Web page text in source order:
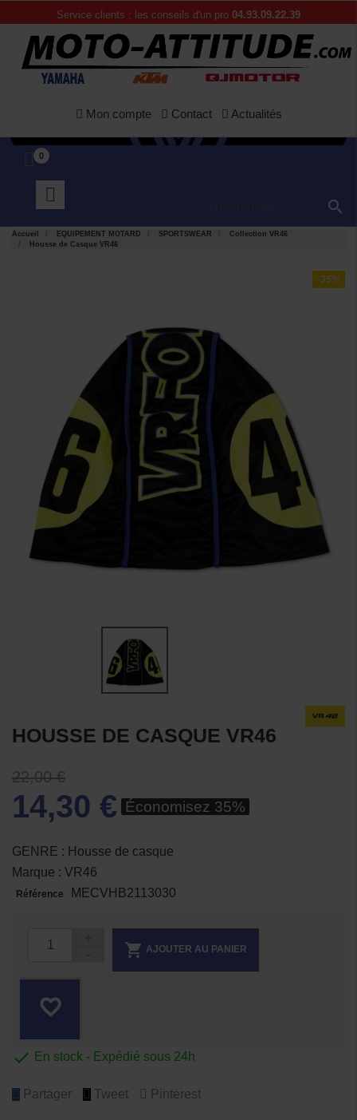
Service clients : les conseils d'un pro 04.93.09.22.39
Mon compte Contact Actualités
0

Accueil EQUIPEMENT MOTARD SPORTSWEAR
Collection VR46
Housse de Casque VR46
-35%
HOUSSE DE CASQUE VR46
22,00 €
14,30 € Économisez 35%
GENRE : Housse de casque
Marque : VR46
Référence MECVHB2113030
 AJOUTER AU PANIER
favorite_border
 En stock - Expédié sous 24h
Partager Tweet Pinterest